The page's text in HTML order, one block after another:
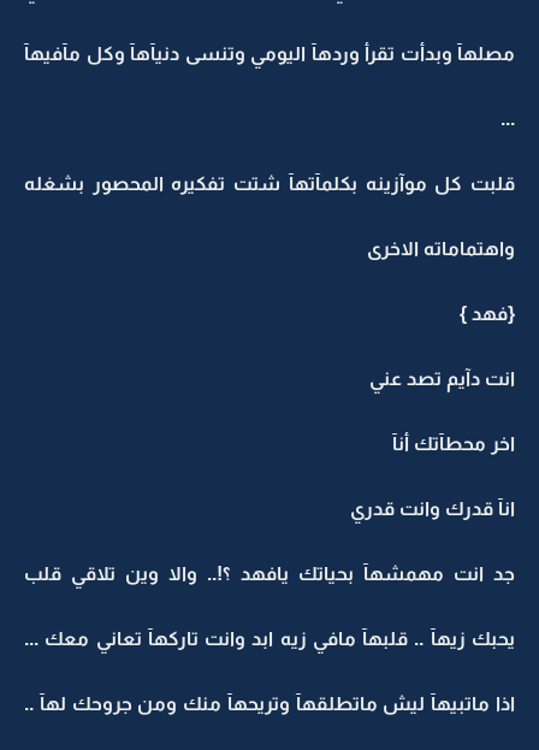
مصلهآ وبدأت تقرأ وردهآ اليومي وتنسى دنيآهآ وكل مآفيهآ
...
قلبت كل موآزينه بكلمآتهآ شتت تفكيره المحصور بشغله
واهتماماته الاخرى
{فهد }
انت دآيم تصد عني
اخر محطآتك أنآ
انآ قدرك وانت قدري
جد انت مهمشهآ بحياتك يافهد ؟!.. والا وين تلاقي قلب
يحبك زيهآ .. قلبهآ مافي زيه ابد وانت تاركهآ تعاني معك ...
اذا ماتبيهآ ليش ماتطلقهآ وتريحهآ منك ومن جروحك لهآ ..